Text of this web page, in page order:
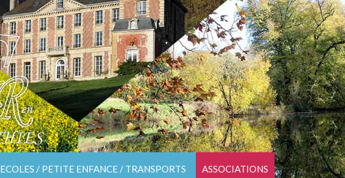
ECOLES / PETITE ENFANCE / TRANSPORTS ASSOCIATIONS